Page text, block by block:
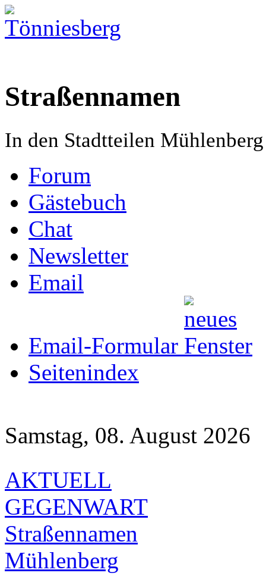
Straßennamen
In den Stadtteilen
Forum
Gästebuch
Chat
Newsletter
Email
Email-Formular
Seitenindex
Samstag, 08. August 2026
AKTUELL
GEGENWART
Straßennamen
Mühlenberg